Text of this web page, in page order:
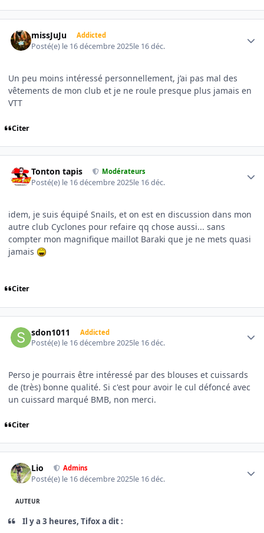
missJuJu Addicted
Posté(e) le 16 décembre 2025le 16 déc.
Un peu moins intéressé personnellement, j’ai pas mal des
vêtements de mon club et je ne roule presque plus jamais en
VTT
Citer
Tonton tapis Modérateurs
Posté(e) le 16 décembre 2025le 16 déc.
idem, je suis équipé Snails, et on est en discussion dans mon
autre club Cyclones pour refaire qq chose aussi... sans
compter mon magnifique maillot Baraki que je ne mets quasi
jamais
Citer
sdon1011 Addicted
Posté(e) le 16 décembre 2025le 16 déc.
Perso je pourrais être intéressé par des blouses et cuissards
de (très) bonne qualité. Si c'est pour avoir le cul défoncé avec
un cuissard marqué BMB, non merci.
Citer
Lio Admins
Posté(e) le 16 décembre 2025le 16 déc.
AUTEUR
Il y a 3 heures, Tifox a dit :